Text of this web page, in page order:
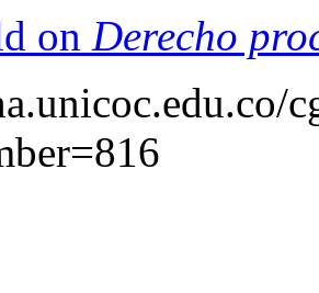
on Derecho